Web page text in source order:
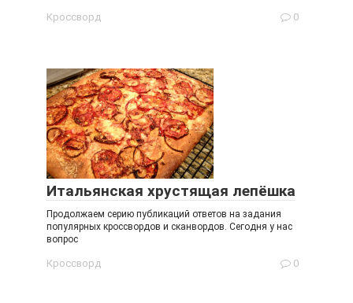
Кроссворд 0
Итальянская хрустящая лепёшка
Продолжаем серию публикаций ответов на задания
популярных кроссвордов и сканвордов. Сегодня у нас
вопрос
Кроссворд 0